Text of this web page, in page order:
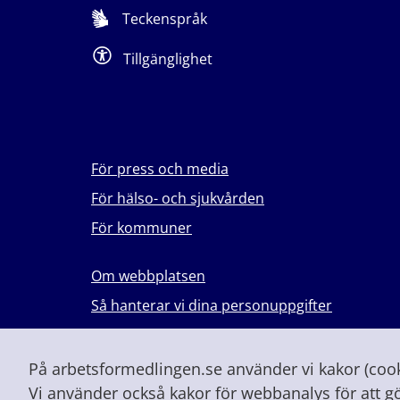
På arbetsformedlingen.se använder vi kakor
Vi använder också kakor för webbanalys för att
Teckenspråk
Tillgänglighet
För press och media
För hälso- och sjukvården
För kommuner
Om webbplatsen
Så hanterar vi dina personuppgifter
Lever du med våld i en nära relation?
Vid höjd beredskap och krig